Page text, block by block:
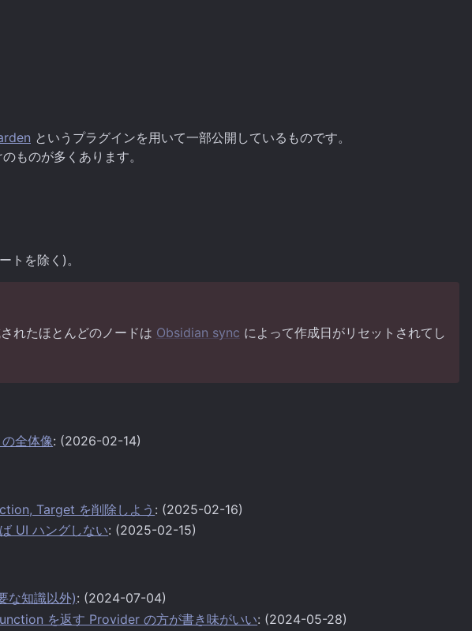
というプラグインを用いて一部公開しているものです。
ものが多くあります。
トを除く)。
れたほとんどのノードは Obsidian sync によって作成日がリセットされてし
全体像: (2026-02-14)
Target を削除しよう : (2025-02-16)
UI ハングしない: (2025-02-15)
な知識以外): (2024-07-04)
を返す Provider の方が書き味がいい: (2024-05-28)